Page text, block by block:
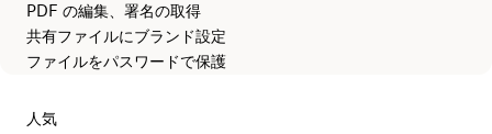
PDF の編集、署名の取得
共有ファイルにブランド設定
ファイルをパスワードで保護
人気